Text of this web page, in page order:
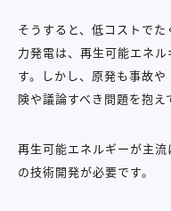
そうすると、低コストで
力発電は、再生可能エネ
す。しかし、原発も事故
険や議論すべき問題を抱え
再生可能エネルギーが主
の技術開発が必要です。